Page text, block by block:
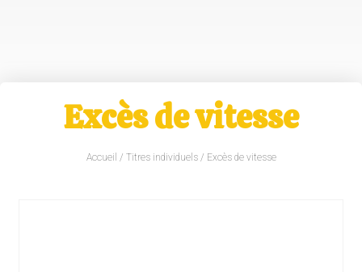
Excès de vitesse
Accueil / Titres individuels/ Excès de vitesse